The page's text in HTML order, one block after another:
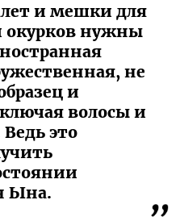
и мешки для
окурков нужны
не
и
волосы и
это
Ына.